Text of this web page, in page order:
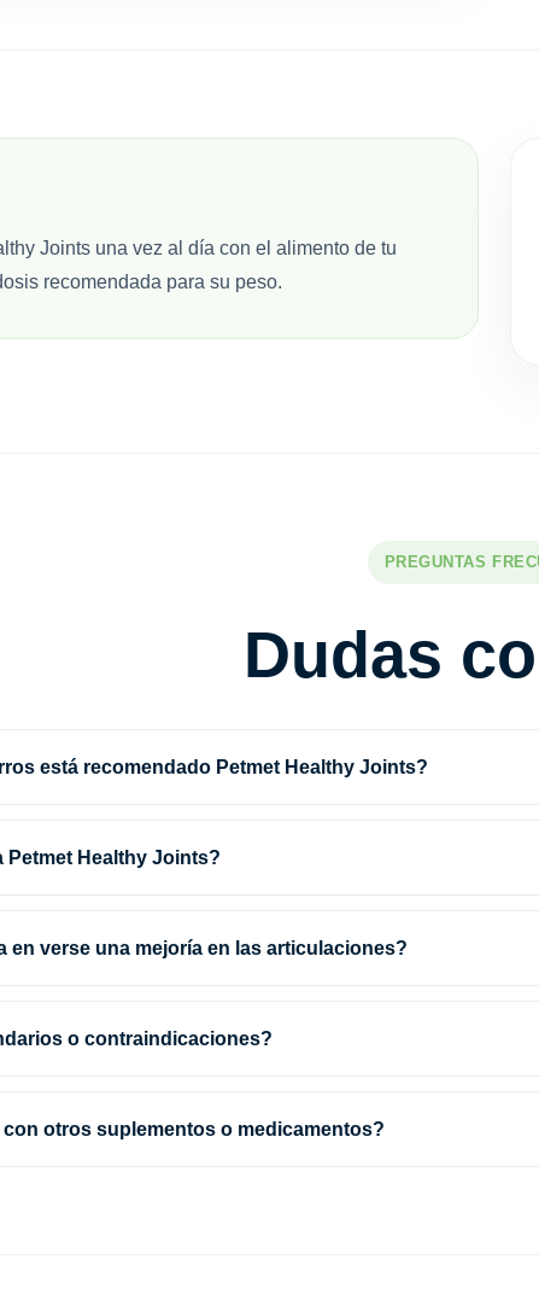
Joints una vez al día con el alimento de tu
recomendada para su peso.
PREGUNTAS
Dudas
está recomendado Petmet Healthy Joints?
Petmet Healthy Joints?
en verse una mejoría en las articulaciones?
o contraindicaciones?
otros suplementos o medicamentos?